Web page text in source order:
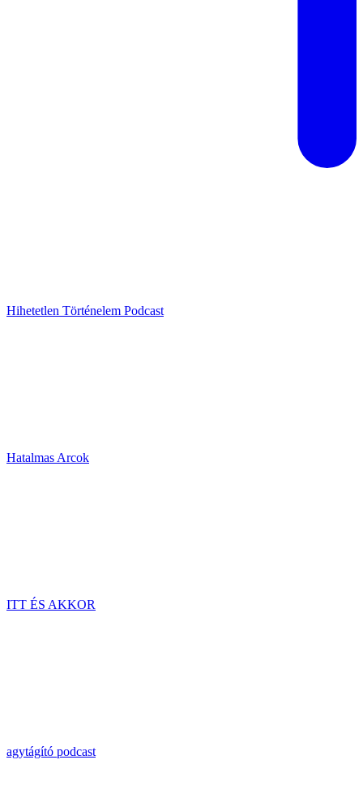
Hihetetlen Történelem Podcast
Hatalmas Arcok
ITT ÉS AKKOR
agytágító podcast